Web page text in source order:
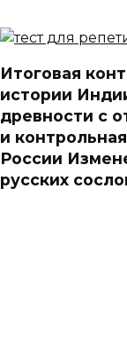
Итоговая
истории
древности с
и
России
русских